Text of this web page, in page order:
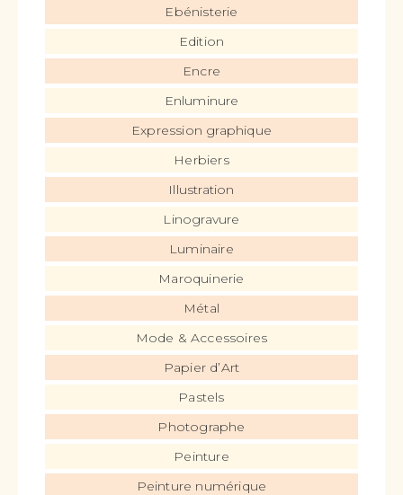
Ebénisterie
Edition
Encre
Enluminure
Expression graphique
Herbiers
Illustration
Linogravure
Luminaire
Maroquinerie
Métal
Mode & Accessoires
Papier d’Art
Pastels
Photographe
Peinture
Peinture numérique